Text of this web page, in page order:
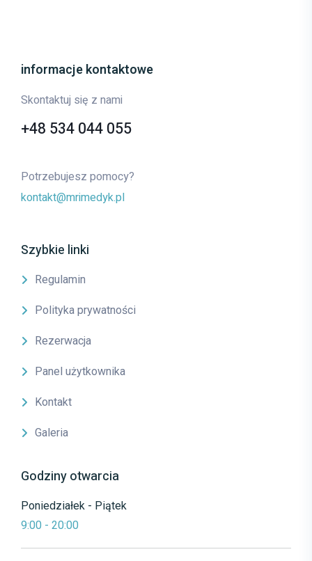
informacje kontaktowe
Skontaktuj się z nami
+48 534 044 055
Potrzebujesz pomocy?
kontakt@mrimedyk.pl
Szybkie linki
Regulamin
Polityka prywatności
Rezerwacja
Panel użytkownika
Kontakt
Galeria
Godziny otwarcia
Poniedziałek - Piątek
9:00 - 20:00